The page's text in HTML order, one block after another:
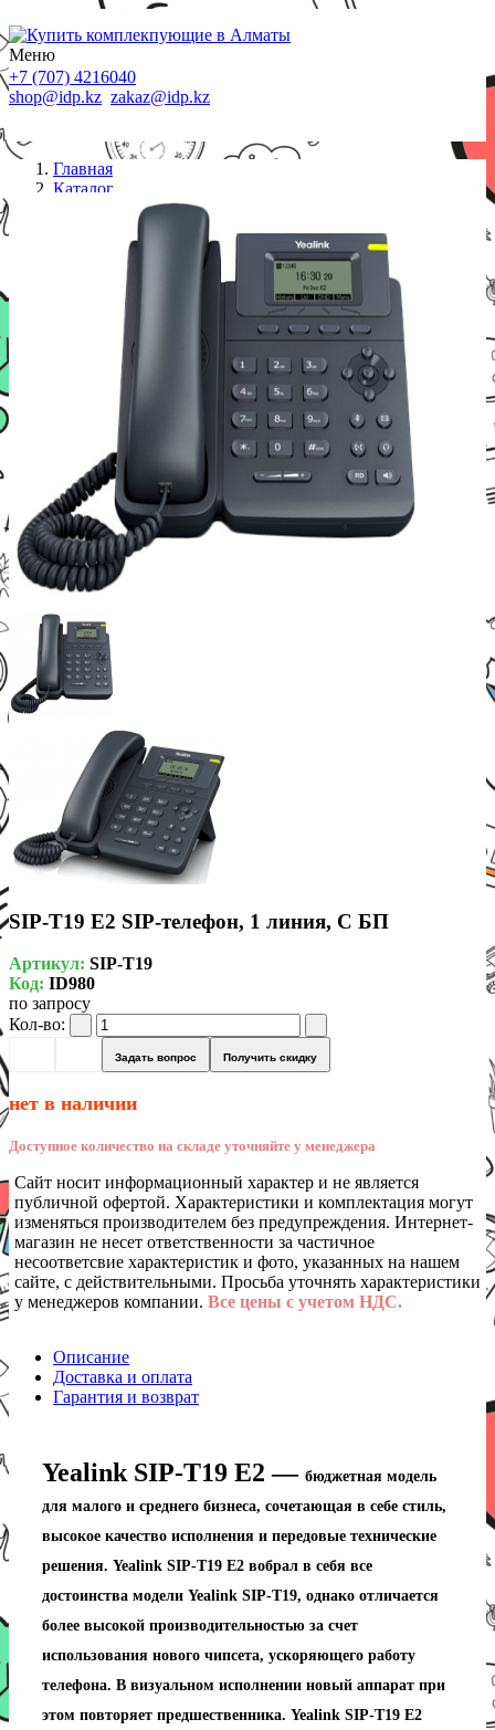
Меню
+7 (707) 4216040
shop@idp.kz zakaz@idp.kz
Главная
Каталог
IP телефоны
SIP-T19 Е2 SIP-телефон, 1 линия, С БП
SIP-T19 Е2 SIP-телефон, 1 линия, С БП
Артикул: SIP-T19
Код: ID980
по запросу
Кол-во:
Задать вопрос Получить скидку
нет в наличии
Доступное количество на складе уточняйте у менеджера
Сайт носит информационный характер и не является
публичной офертой. Характеристики и комплектация могут
изменяться производителем без предупреждения. Интернет-
магазин не несет ответственности за частичное
несоответсвие характеристик и фото, указанных на нашем
сайте, с действительными. Просьба уточнять характеристики
у менеджеров компании. Все цены с учетом НДС.
Описание
Доставка и оплата
Гарантия и возврат
Yealink SIP-T19 E2 — бюджетная модель
для малого и среднего бизнеса, сочетающая в себе стиль,
высокое качество исполнения и передовые технические
решения. Yealink SIP-T19 E2 вобрал в себя все
достоинства модели Yealink SIP-T19, однако отличается
более высокой производительностью за счет
использования нового чипсета, ускоряющего работу
телефона. В визуальном исполнении новый аппарат при
этом повторяет предшественника. Yealink SIP-T19 E2